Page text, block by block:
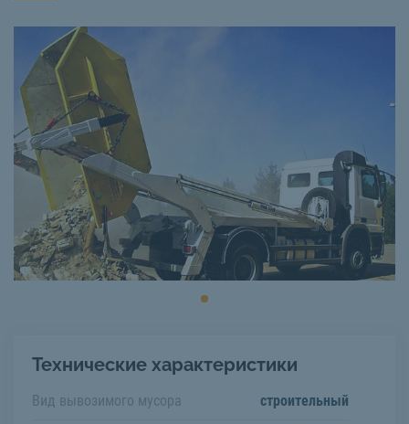
Технические характеристики
Вид вывозимого мусора строительный